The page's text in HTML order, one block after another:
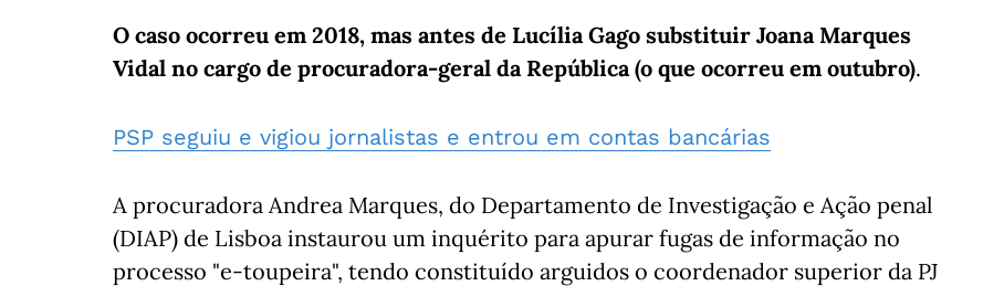
O caso ocorreu em 2018, mas antes de Lucília Gago substituir Joana Marques
Vidal no cargo de procuradora-geral da República (o que ocorreu em outubro).
PSP seguiu e vigiou jornalistas e entrou em contas bancárias
A procuradora Andrea Marques, do Departamento de Investigação e Ação penal
(DIAP) de Lisboa instaurou um inquérito para apurar fugas de informação no
processo "e-toupeira", tendo constituído arguidos o coordenador superior da PJ